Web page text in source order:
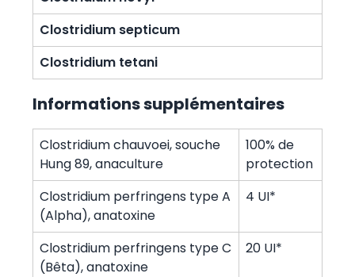
Clostridium septicum
Clostridium tetani
Informations supplémentaires
Clostridium chauvoei, souche
Hung 89, anaculture
100% de
protection
Clostridium perfringens type A
(Alpha), anatoxine
4 UI*
Clostridium perfringens type C
(Bêta), anatoxine
20 UI*